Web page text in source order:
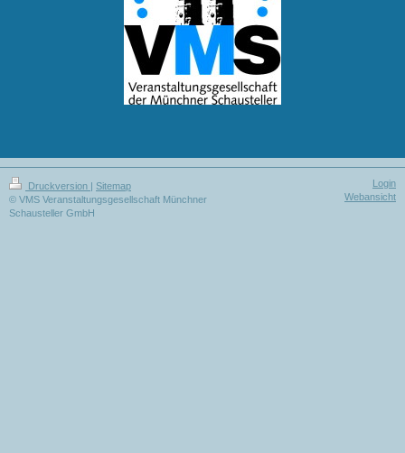
Druckversion | Sitemap
© VMS Veranstaltungsgesellschaft Münchner
Schausteller GmbH
Login
Webansicht